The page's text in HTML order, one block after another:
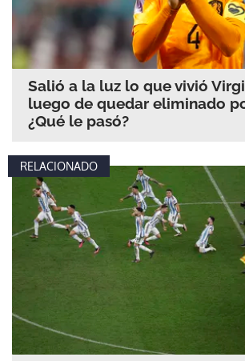
Salió a la luz lo que vivió
luego de quedar eliminado
¿Qué le pasó?
RELACIONADO